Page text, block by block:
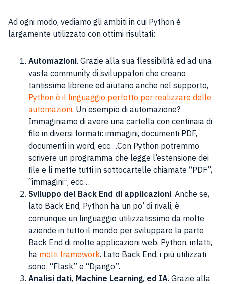
Ad ogni modo, vediamo gli ambiti in cui Python è
largamente utilizzato con ottimi risultati:
Automazioni. Grazie alla sua flessibilità ed ad una
vasta community di sviluppatori che creano
tantissime librerie ed aiutano anche nel supporto,
Python è il linguaggio perfetto per realizzare delle
automazioni. Un esempio di automazione?
Immaginiamo di avere una cartella con centinaia di
file in diversi formati: immagini, documenti PDF,
documenti in word, ecc…Con Python potremmo
scrivere un programma che legge l’estensione dei
file e li mette tutti in sottocartelle chiamate “PDF”,
“immagini”, ecc…
Sviluppo del Back End di applicazioni. Anche se,
lato Back End, Python ha un po’ di rivali, è
comunque un linguaggio utilizzatissimo da molte
aziende in tutto il mondo per sviluppare la parte
Back End di molte applicazioni web. Python, infatti,
ha molti framework. Lato Back End, i più utilizzati
sono: “Flask” e “Django”.
Analisi dati, Machine Learning, ed IA. Grazie alla